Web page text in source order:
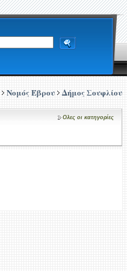
Νομός Έβρου Δήμος Σουφλίου
Ολες οι κατηγορίες